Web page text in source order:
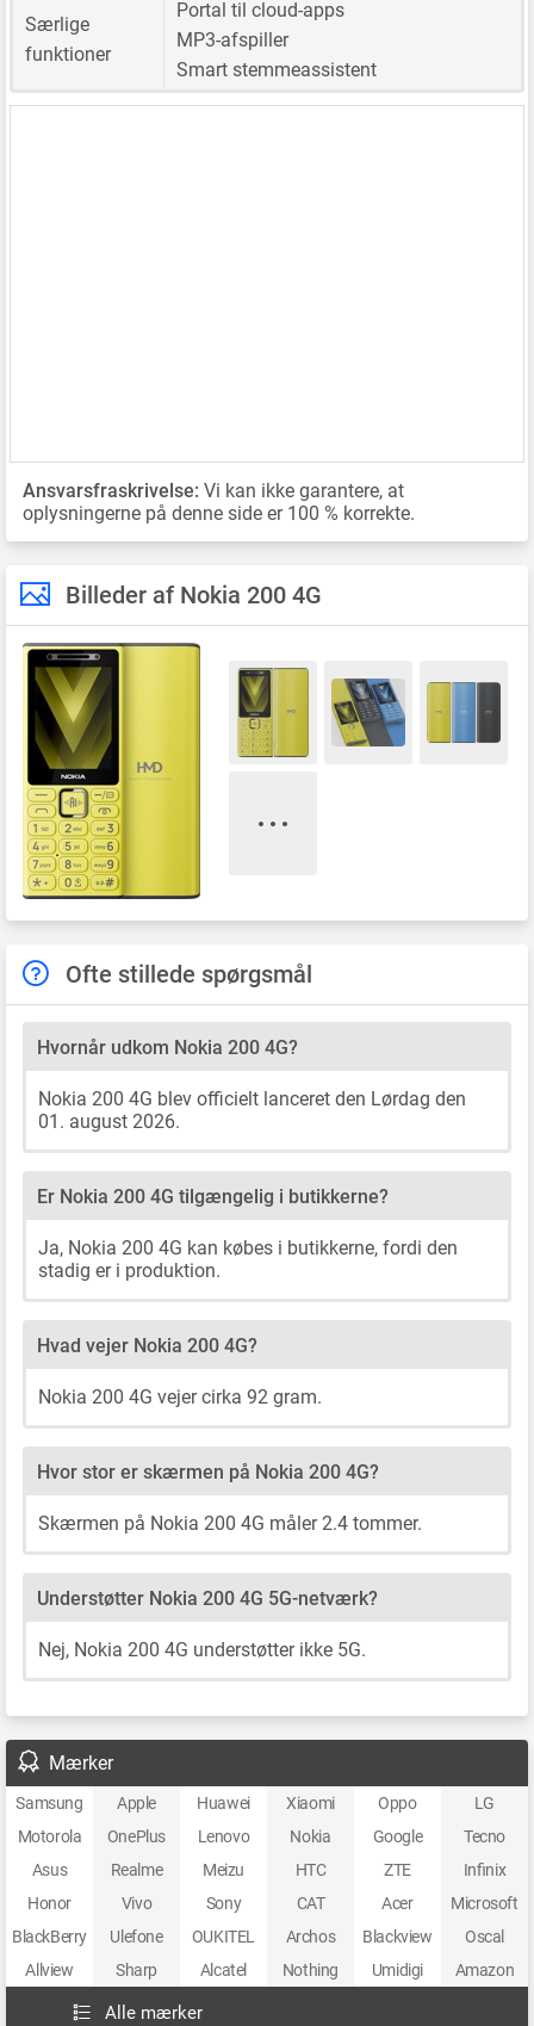
Særlige
funktioner
Portal til cloud-apps
MP3-afspiller
Smart stemmeassistent
Ansvarsfraskrivelse: Vi kan ikke garantere, at
oplysningerne på denne side er 100 % korrekte.
Billeder af Nokia 200 4G
Ofte stillede spørgsmål
Hvornår udkom Nokia 200 4G?
Nokia 200 4G blev officielt lanceret den Lørdag den
01. august 2026.
Er Nokia 200 4G tilgængelig i butikkerne?
Ja, Nokia 200 4G kan købes i butikkerne, fordi den
stadig er i produktion.
Hvad vejer Nokia 200 4G?
Nokia 200 4G vejer cirka 92 gram.
Hvor stor er skærmen på Nokia 200 4G?
Skærmen på Nokia 200 4G måler 2.4 tommer.
Understøtter Nokia 200 4G 5G-netværk?
Nej, Nokia 200 4G understøtter ikke 5G.
Mærker
Samsung Apple Huawei Xiaomi Oppo
LG
Motorola
OnePlus Lenovo Nokia Google
Tecno
Asus
Realme Meizu HTC ZTE
Infinix
Honor
Vivo Sony CAT Acer
Microsoft
BlackBerry
Ulefone OUKITEL Archos Blackview
Oscal
Allview
Sharp Alcatel Nothing Umidigi Amazon
Alle mærker